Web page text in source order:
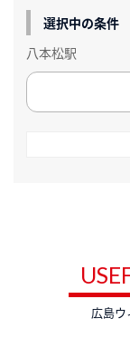
選択中の条件
八本松駅
広島